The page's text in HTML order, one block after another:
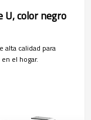
color negro
alta calidad para
el hogar.